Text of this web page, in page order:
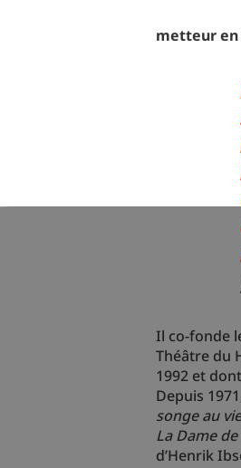
metteur en
Il co-fonde
Théâtre du
1992 et
Depuis
songe au
La Dame
d’Henrik